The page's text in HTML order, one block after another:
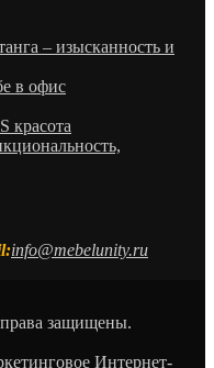
– изысканность и
в офис
красота
info@mebelunity.ru
защищены.
Интернет-